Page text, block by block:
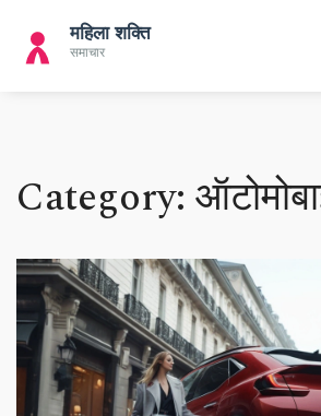
Category: